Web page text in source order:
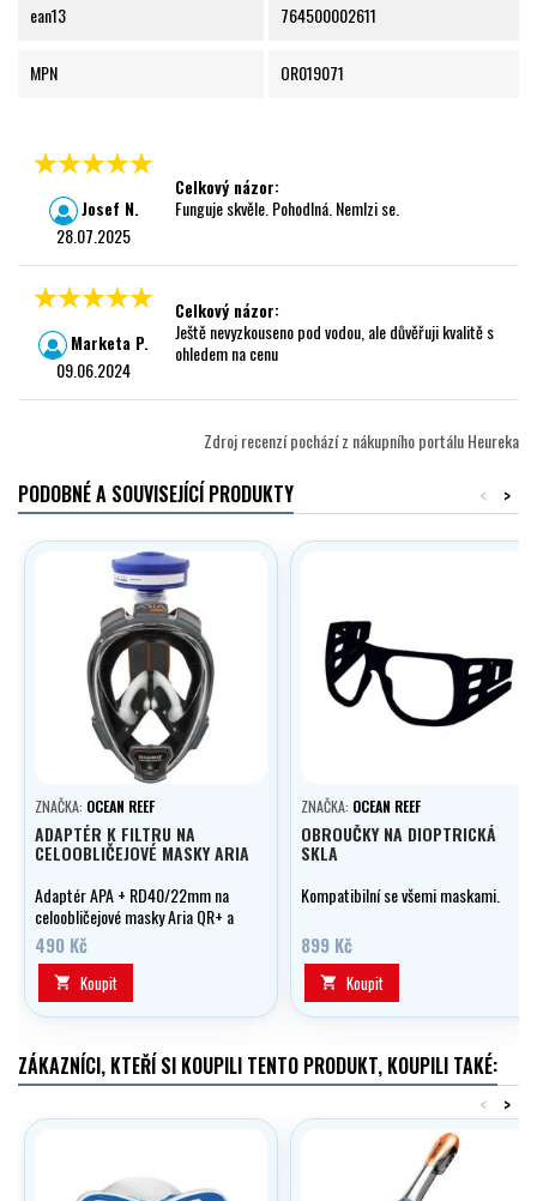
ean13 764500002611
MPN OR019071
Josef N.
28.07.2025
Celkový názor:
Funguje skvěle. Pohodlná. Nemlzi se.
Marketa P.
09.06.2024
Celkový názor:
Ještě nevyzkouseno pod vodou, ale důvěřuji kvalitě s
ohledem na cenu
Zdroj recenzí pochází z nákupního portálu Heureka
PODOBNÉ A SOUVISEJÍCÍ PRODUKTY >
<
ZNAČKA: OCEAN REEF
ADAPTÉR K FILTRU NA
CELOOBLIČEJOVÉ MASKY ARIA
Adaptér APA + RD40/22mm na
celoobličejové masky Aria QR+ a
Aria UNO
490 Kč
 Koupit
ZNAČKA: OCEAN REEF
OBROUČKY NA DIOPTRICKÁ
SKLA
Kompatibilní se všemi maskami.
899 Kč
 Koupit
ZÁKAZNÍCI, KTEŘÍ SI KOUPILI TENTO PRODUKT, KOUPILI TAKÉ:
>
<